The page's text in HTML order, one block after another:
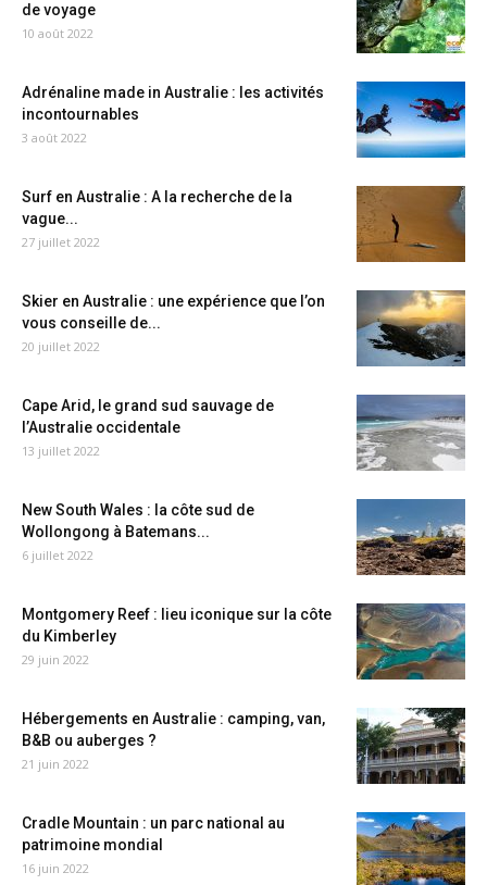
de voyage
10 août 2022
Adrénaline made in Australie : les activités
incontournables
3 août 2022
Surf en Australie : A la recherche de la
vague...
27 juillet 2022
Skier en Australie : une expérience que l’on
vous conseille de...
20 juillet 2022
Cape Arid, le grand sud sauvage de
l’Australie occidentale
13 juillet 2022
New South Wales : la côte sud de
Wollongong à Batemans...
6 juillet 2022
Montgomery Reef : lieu iconique sur la côte
du Kimberley
29 juin 2022
Hébergements en Australie : camping, van,
B&B ou auberges ?
21 juin 2022
Cradle Mountain : un parc national au
patrimoine mondial
16 juin 2022